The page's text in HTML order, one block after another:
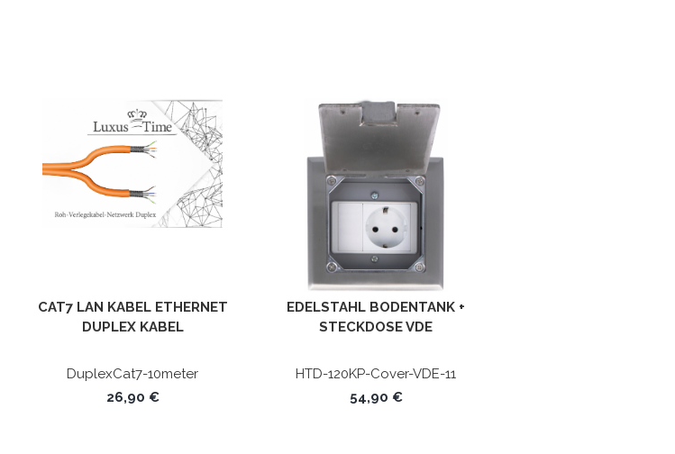
CAT7 LAN KABEL ETHERNET
DUPLEX KABEL
2X4X2XAWG23 PIMF/FRNC -
LÄNGE IN METERN: 10M
DuplexCat7-10meter
26,90 €
EDELSTAHL BODENTANK +
STECKDOSE VDE
HTD-120KP-Cover-VDE-11
54,90 €